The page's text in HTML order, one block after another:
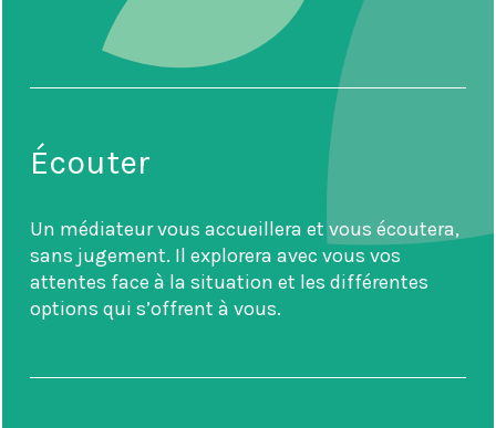
Écouter
Un médiateur vous accueillera et vous écoutera,
sans jugement. Il explorera avec vous vos
attentes face à la situation et les différentes
options qui s’offrent à vous.